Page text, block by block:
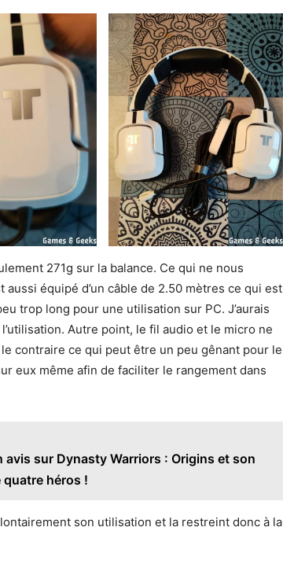
271g sur la balance. Ce qui ne nous
équipé d’un câble de 2.50 mètres ce qui est
trop long pour une utilisation sur PC. J’aurais
Autre point, le fil audio et le micro ne
contraire ce qui peut être un peu gênant pour le
eux même afin de faciliter le rangement dans
avis sur Dynasty Warriors : Origins et son
quatre héros !
son utilisation et la restreint donc à la